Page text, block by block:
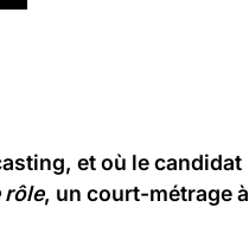
et où le candidat
rôle, un court-métrage à